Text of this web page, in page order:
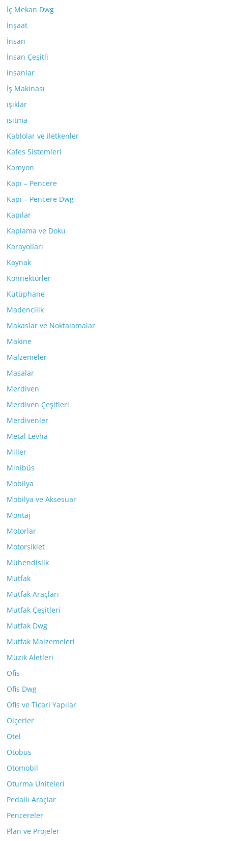
İç Mekan Dwg
İnşaat
İnsan
İnsan Çeşitli
insanlar
İş Makinası
ışıklar
ısıtma
Kablolar ve iletkenler
Kafes Sistemleri
Kamyon
Kapı – Pencere
Kapı – Pencere Dwg
Kapılar
Kaplama ve Doku
Karayolları
Kaynak
Konnektörler
Kütüphane
Madencilik
Makaslar ve Noktalamalar
Makine
Malzemeler
Masalar
Merdiven
Merdiven Çeşitleri
Merdivenler
Metal Levha
Miller
Minibüs
Mobilya
Mobilya ve Aksesuar
Montaj
Motorlar
Motorsiklet
Mühendislik
Mutfak
Mutfak Araçları
Mutfak Çeşitleri
Mutfak Dwg
Mutfak Malzemeleri
Müzik Aletleri
Ofis
Ofis Dwg
Ofis ve Ticari Yapılar
Ölçerler
Otel
Otobüs
Otomobil
Oturma Üniteleri
Pedallı Araçlar
Pencereler
Plan ve Projeler